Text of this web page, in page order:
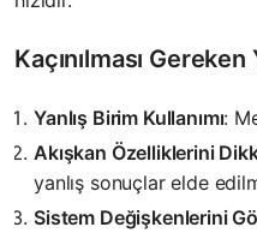
Kaçınılması
Yanlış Birim Kullanımı:
Akışkan Özelliklerini
yanlış sonuçlar elde
Sistem Değişkenlerini